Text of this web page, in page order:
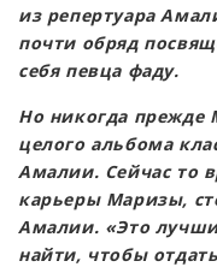
из репертуара
почти обряд
себя певца фаду.
Но никогда прежде
целого альбома
Амалии. Сейчас то
карьеры Маризы,
Амалии. «Это
найти, чтобы